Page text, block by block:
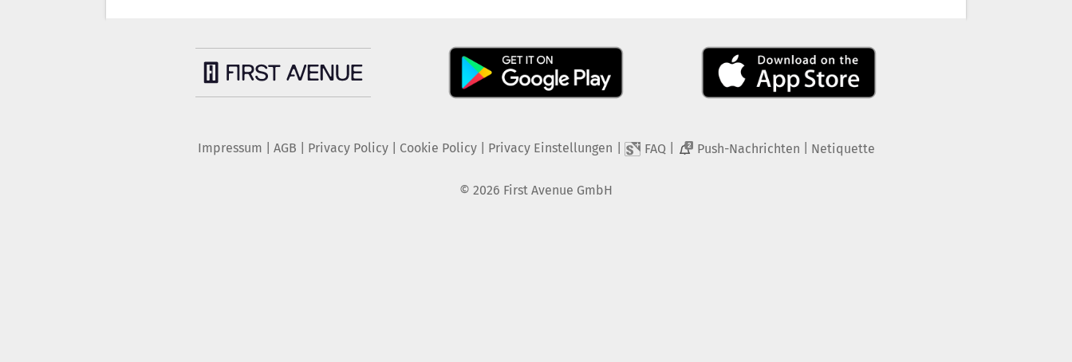
Impressum AGB Privacy Policy| Cookie Policy| Privacy Einstellungen FAQ 2 Push-Nachrichten Netiquette
© 2026 First Avenue GmbH